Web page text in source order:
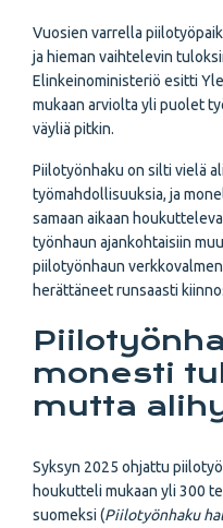
Vuosien varrella
ja hieman vaihtelevin
Elinkeinoministeriö esitti
mukaan arviolta yli puolet
väyliä pitkin.
Piilotyönhaku on silti vielä
työmahdollisuuksia, ja
samaan aikaan
työnhaun ajankohtaisiin
piilotyönhaun
herättäneet runsaasti
monesti
mutta
Syksyn 2025 ohjattu
houkutteli mukaan yli 300
suomeksi (Piilotyönhaku